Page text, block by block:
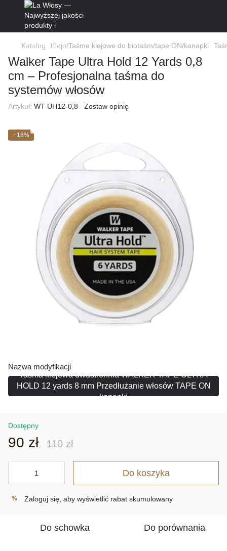
Katalog Kleje/Taśme klejowe do biotaśm/tape ON/kanapki
Walker Tape Ultra Hold 12 Yards 0,8
cm – Profesjonalna taśma do
systemów włosów
Artykuł: WT-UH12-0,8 Zostaw opinię
−18%
Nazwa modyfikacji
Taśma klejowa dwustronnia WALKER TAPE ULTRA
HOLD 12 yards 8 mm Przedłużanie włosów TAPE ON
kanapki
Dostępny
90 zł 110 zł
Do koszyka
% Zaloguj się , aby wyświetlić rabat skumulowany
Do schowka Do porównania